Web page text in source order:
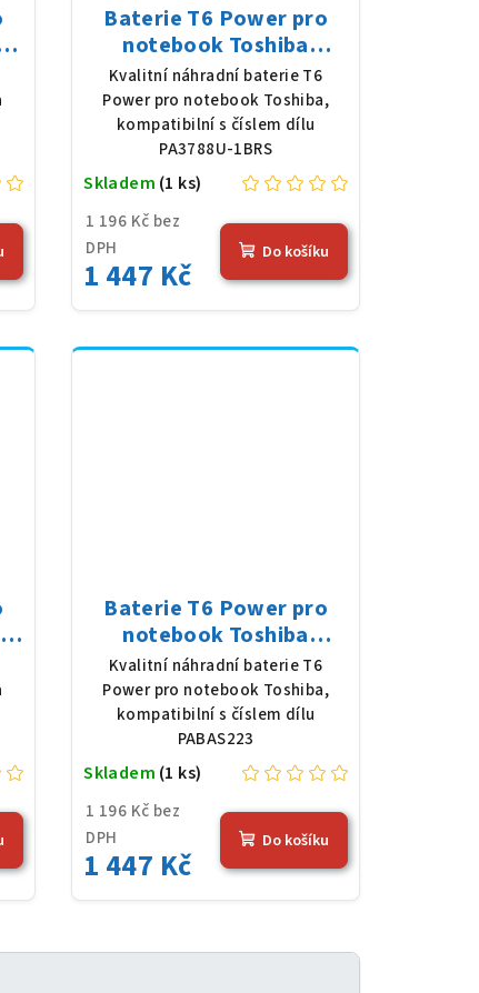
Baterie T6 Power pro
notebook Toshiba
PA3788U-1BRS, Li-Ion,
10,8 V, 5200 mAh (56 Wh),
černá
Kvalitní náhradní baterie T6
Power pro notebook Toshiba,
kompatibilní s číslem dílu
PA3788U-1BRS
1 196 Kč bez
DPH
1 447 Kč
Skladem (1 ks)
Do košíku
Baterie T6 Power pro
notebook Toshiba
PABAS223, Li-Ion, 10,8 V,
5200 mAh (56 Wh), černá
Kvalitní náhradní baterie T6
Power pro notebook Toshiba,
kompatibilní s číslem dílu
PABAS223
1 196 Kč bez
DPH
1 447 Kč
Skladem (1 ks)
Do košíku